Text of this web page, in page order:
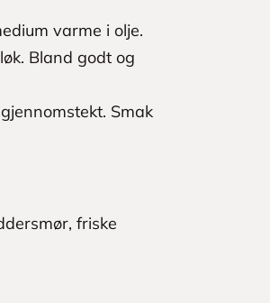
varme i olje.
Bland godt og
Smak
friske